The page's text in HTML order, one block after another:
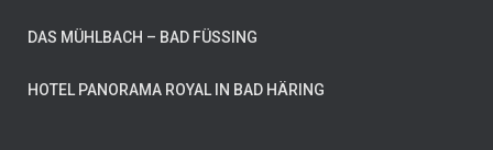
DAS MÜHLBACH – BAD FÜSSING
HOTEL PANORAMA ROYAL IN BAD HÄRING